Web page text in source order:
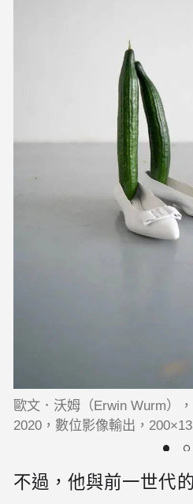
歐文．沃姆（Erwin Wurm）
2020，數位影像輸出，
不過，他與前一世代